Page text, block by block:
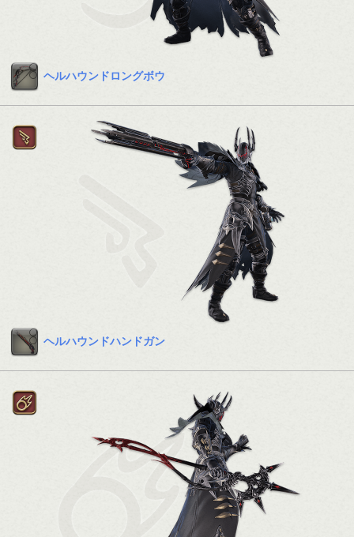
ヘルハウンドロングボウ
ヘルハウンドハンドガン